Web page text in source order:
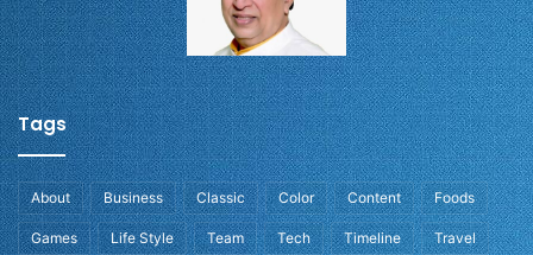
Tags
About Business Classic Color Content Foods
Games Life Style Team Tech Timeline Travel